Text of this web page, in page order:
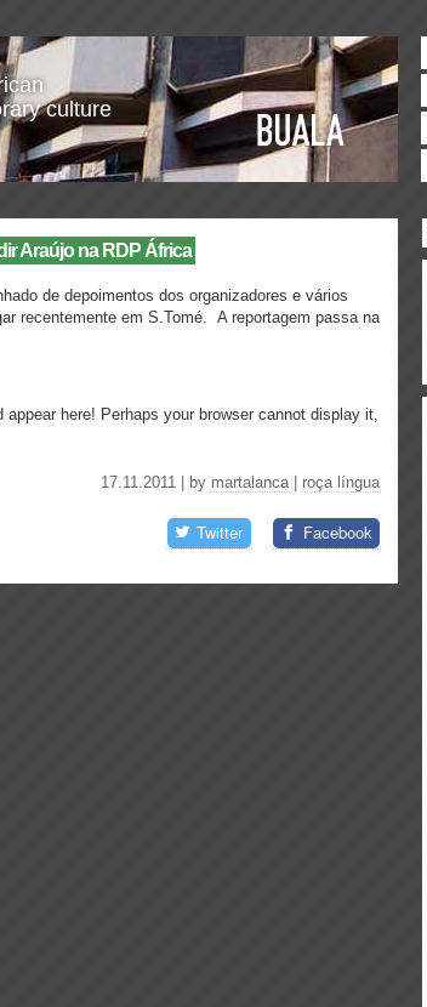
culture
Araújo na RDP África
de depoimentos dos organizadores e vários
recentemente em S.Tomé. A reportagem passa na
here! Perhaps your browser cannot display it,
17.11.2011 | by martalanca| roça língua
Twitter Facebook